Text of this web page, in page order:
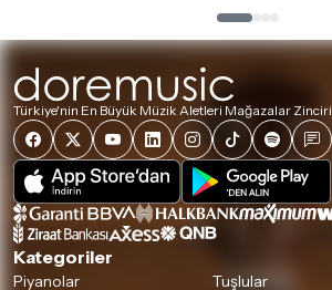
Türkiye'nin En Büyük Müzik Aletleri Mağazalar Zinciri
Kategoriler
Piyanolar
Tuşlular